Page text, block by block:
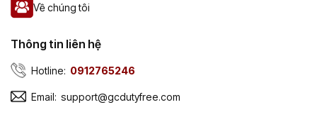
Về chúng tôi
Thông tin liên hệ
Hotline: 0912765246
Email: support@gcdutyfree.com